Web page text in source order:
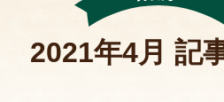
2021年4月 記